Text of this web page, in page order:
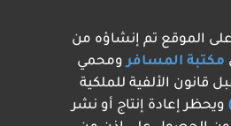
الموقع تم إنشاؤه من
مكتبة المسافر ومحمي
الألفية للملكية
ويحظر إعادة إنتاج أو نشر